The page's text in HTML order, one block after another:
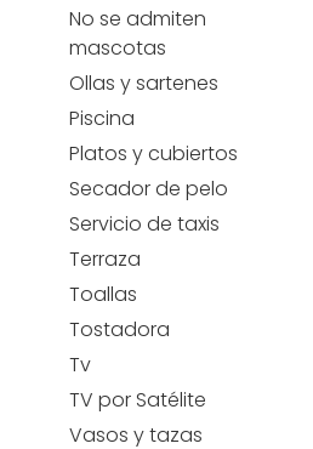
No se admiten
mascotas
Ollas y sartenes
Piscina
Platos y cubiertos
Secador de pelo
Servicio de taxis
Terraza
Toallas
Tostadora
Tv
TV por Satélite
Vasos y tazas